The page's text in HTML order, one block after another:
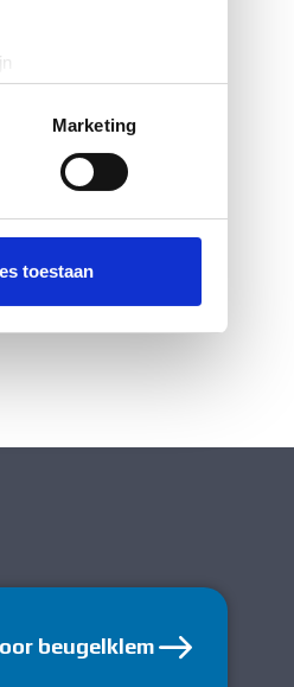
in. U kunt uw
voor social
die u aan ze heeft
Marketing
toestaan
beugelklem